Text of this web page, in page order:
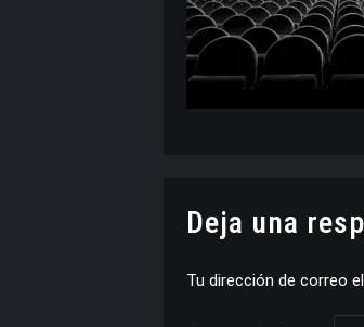
Deja una
Tu dirección de correo